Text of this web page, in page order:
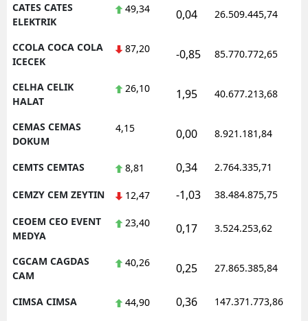
CATES CATES
ELEKTRIK
49,34 0,04 26.509.445,74
CCOLA COCA COLA
ICECEK
87,20 -0,85 85.770.772,65
CELHA CELIK
HALAT
26,10 1,95 40.677.213,68
CEMAS CEMAS
DOKUM
4,15 0,00 8.921.181,84
CEMTS CEMTAS 8,81 0,34 2.764.335,71
CEMZY CEM ZEYTIN 12,47 -1,03 38.484.875,75
CEOEM CEO EVENT
MEDYA
23,40 0,17 3.524.253,62
CGCAM CAGDAS
CAM
40,26 0,25 27.865.385,84
CIMSA CIMSA 44,90 0,36 147.371.773,86